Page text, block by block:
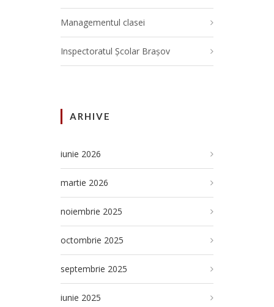
Managementul clasei
Inspectoratul Școlar Brașov
ARHIVE
iunie 2026
martie 2026
noiembrie 2025
octombrie 2025
septembrie 2025
iunie 2025